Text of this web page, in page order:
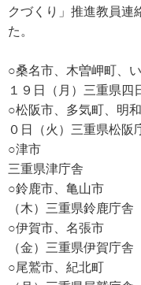
クづくり」推進教員連
た。
○桑名市、木曽岬
１９日（月）三重県四
○松阪市、多気町
０日（火）三重県松阪
○津市 ：
三重県津庁舎
○鈴鹿市、亀
（木）三重県鈴鹿庁舎
○伊賀市、名
（金）三重県伊賀庁舎
○尾鷲市、紀